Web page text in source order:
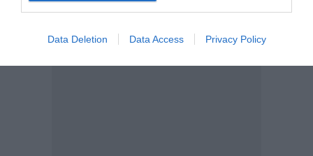
Data Deletion Data Access Privacy Policy